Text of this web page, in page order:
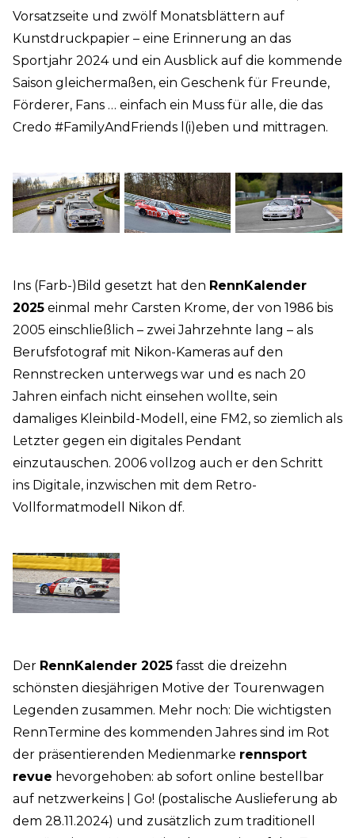
Vorsatzseite und zwölf Monatsblättern auf
Kunstdruckpapier – eine Erinnerung an das
Sportjahr 2024 und ein Ausblick auf die kommende
Saison gleichermaßen, ein Geschenk für Freunde,
Förderer, Fans … einfach ein Muss für alle, die das
Credo #FamilyAndFriends l(i)eben und mittragen.
Ins (Farb-)Bild gesetzt hat den RennKalender
2025 einmal mehr Carsten Krome, der von 1986 bis
2005 einschließlich – zwei Jahrzehnte lang – als
Berufsfotograf mit Nikon-Kameras auf den
Rennstrecken unterwegs war und es nach 20
Jahren einfach nicht einsehen wollte, sein
damaliges Kleinbild-Modell, eine FM2, so ziemlich als
Letzter gegen ein digitales Pendant
einzutauschen. 2006 vollzog auch er den Schritt
ins Digitale, inzwischen mit dem Retro-
Vollformatmodell Nikon df.
Der RennKalender 2025 fasst die dreizehn
schönsten diesjährigen Motive der Tourenwagen
Legenden zusammen. Mehr noch: Die wichtigsten
RennTermine des kommenden Jahres sind im Rot
der präsentierenden Medienmarke rennsport
revue hevorgehoben: ab sofort online bestellbar
auf netzwerkeins | Go! (postalische Auslieferung ab
dem 28.11.2024) und zusätzlich zum traditionell